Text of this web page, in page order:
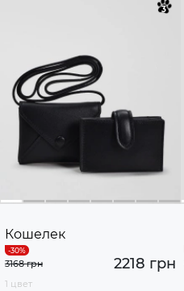
Кошелек
2218 грн
3168 грн
1 цвет